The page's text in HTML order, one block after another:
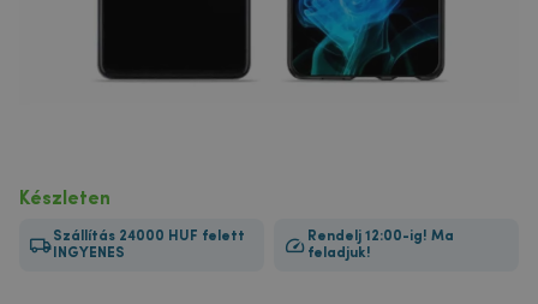
Készleten
Szállítás 24000 HUF felett
INGYENES
Rendelj 12:00-ig! Ma
feladjuk!